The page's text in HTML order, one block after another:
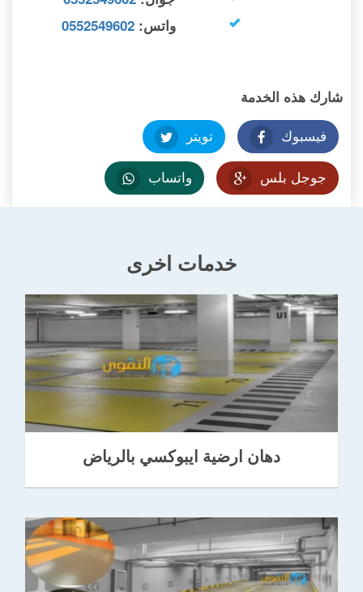
واتس: 0552549602
شارك هذه الخدمة
فيسبوك تويتر
جوجل بلس واتساب
خدمات اخرى
دهان ارضية ايبوكسي بالرياض